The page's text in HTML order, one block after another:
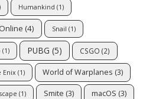
Humankind (1)
(4) Snail (1)
(1) PUBG (5) CSGO (2)
Enix (1) World of Warplanes (3)
(1) Smite (3) macOS (3)